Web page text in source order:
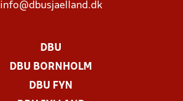
info@dbusjaelland.dk
DBU
DBU BORNHOLM
DBU FYN